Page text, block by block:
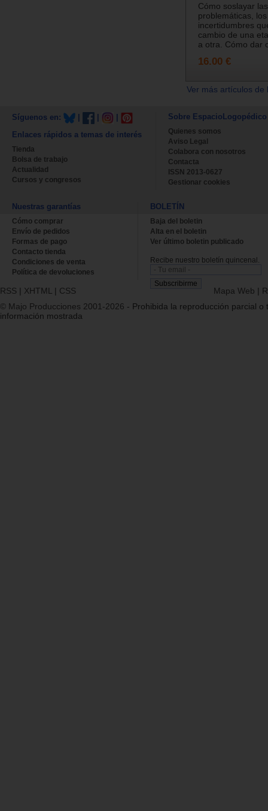
Cómo soslayar las
problemáticas,
incertidumbres
cambio de una
a otra. Cómo dar
16.00 €
Ver más artículos
Síguenos en:
Enlaces rápidos a temas de interés
Tienda
Bolsa de trabajo
Actualidad
Cursos y congresos
Sobre EspacioLogopédico
Quienes somos
Aviso Legal
Colabora con nosotros
Contacta
ISSN 2013-0627
Gestionar cookies
Nuestras garantías
Cómo comprar
Envío de pedidos
Formas de pago
Contacto tienda
Condiciones de venta
Política de devoluciones
BOLETÍN
Baja del boletin
Alta en el boletin
Ver último boletin publicado
Recibe nuestro boletín quincenal.
RSS | XHTML | CSS Mapa Web |
© Majo Producciones 2001-2026 - Prohibida la reproducción parcial o
información mostrada